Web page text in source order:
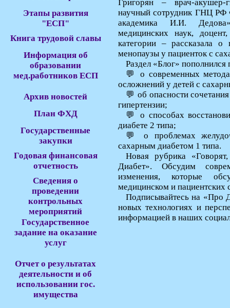
Этапы развития
"ЕСП"
Книга трудовой славы
Информация об
образовании
мед.работников ЕСП
Архив новостей
План ФХД
Государственные
закупки
Годовая финансовая
отчетность
Сведения о
проведении
контрольных
мероприятий
Государственное
задание на оказание
услуг
Отчет о результатах
деятельности и об
использовании гос.
имущества
Григорян – врач-акушер-
научный сотрудник ГНЦ
академика И.И.
медицинских наук,
категории – рассказала о
менопаузы у пациенток с
Раздел «Блог»
💬 о современных
осложнений у детей с
💬 об опасности
гипертензии;
💬 о способах
диабете 2 типа;
💬 о проблемах
сахарным диабетом 1 типа.
Новая рубрика
Диабет». Обсудим
изменения, которые
медицинском и пациентских
Подписывайтесь на «Про
новых технологиях и
информацией в наших